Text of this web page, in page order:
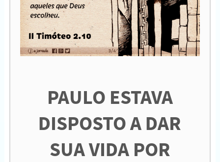
PAULO ESTAVA
DISPOSTO A DAR
SUA VIDA POR